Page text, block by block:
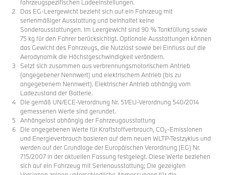
fahrzeugspezifischen Ladeeinstellungen.
Das EG-Leergewicht bezieht sich auf ein Fahrzeug mit
serienmäßiger Ausstattung und beinhaltet keine
Sonderausstattungen. Im Leergewicht sind 90 % Tankfüllung sowie
75 kg für den Fahrer berücksichtigt. Optionale Ausstattungen können
das Gewicht des Fahrzeugs, die Nutzlast sowie bei Einfluss auf die
Aerodynamik die Höchstgeschwindigkeit verändern.
Setzt sich zusammen aus verbrennungsmotorischem Antrieb
(angegebener Nennwert) und elektrischem Antrieb (bis zu
angegebenem Nennwert). Elektrischer Antrieb abhängig vom
Ladezustand der Batterie.
Die gemäß UN/ECE-Verordnung Nr. 51/EU-Verordnung 540/2014
gemessenen Werte sind gerundet.
Anhängelast abhängig der Fahrzeugausstattung
Die angegebenen Werte für Kraftstoffverbrauch, CO₂-Emissionen
und Energieverbrauch basieren auf dem neuen WLTP-Testzyklus und
werden auf der Grundlage der Europäischen Verordnung (EG) Nr.
715/2007 in der aktuellen Fassung festgelegt. Diese Werte beziehen
sich auf ein Fahrzeug mit Serienausstattung; Die gezeigten